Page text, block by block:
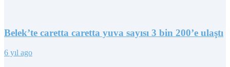
Belek’te caretta caretta yuva sayısı 3 bin 200’e ulaştı
6 yıl ago